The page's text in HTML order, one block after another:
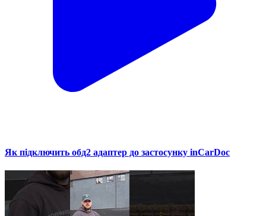
Як підключить обд2 адаптер до застосунку inCarDoc